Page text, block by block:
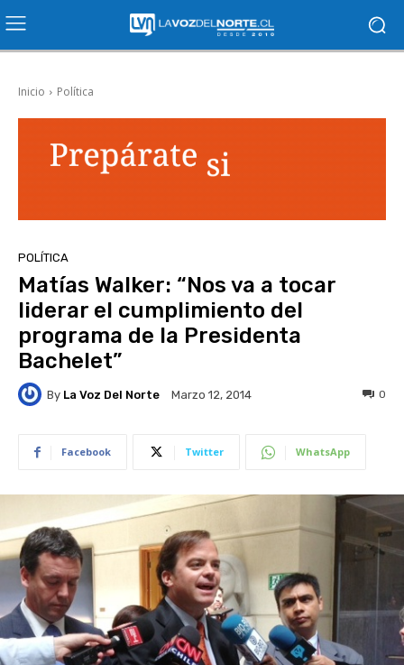
Inicio Política
POLÍTICA
Matías Walker: “Nos va a tocar
liderar el cumplimiento del
programa de la Presidenta
Bachelet”
By La Voz Del Norte Marzo 12, 2014 0
Facebook Twitter WhatsApp